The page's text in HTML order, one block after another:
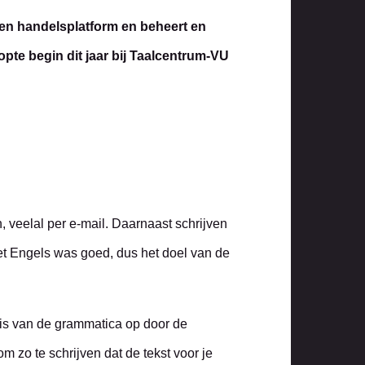
handelsplatform en beheert en
begin dit jaar bij Taalcentrum-VU
veelal per e-mail. Daarnaast schrijven
Engels was goed, dus het doel van de
van de grammatica op door de
zo te schrijven dat de tekst voor je